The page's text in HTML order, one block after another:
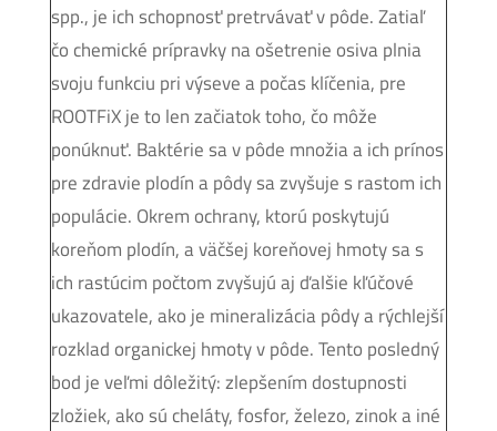
spp., je ich schopnosť pretrvávať v pôde. Zatiaľ
čo chemické prípravky na ošetrenie osiva plnia
svoju funkciu pri výseve a počas klíčenia, pre
ROOTFiX je to len začiatok toho, čo môže
ponúknuť. Baktérie sa v pôde množia a ich prínos
pre zdravie plodín a pôdy sa zvyšuje s rastom ich
populácie. Okrem ochrany, ktorú poskytujú
koreňom plodín, a väčšej koreňovej hmoty sa s
ich rastúcim počtom zvyšujú aj ďalšie kľúčové
ukazovatele, ako je mineralizácia pôdy a rýchlejší
rozklad organickej hmoty v pôde. Tento posledný
bod je veľmi dôležitý: zlepšením dostupnosti
zložiek, ako sú cheláty, fosfor, železo, zinok a iné